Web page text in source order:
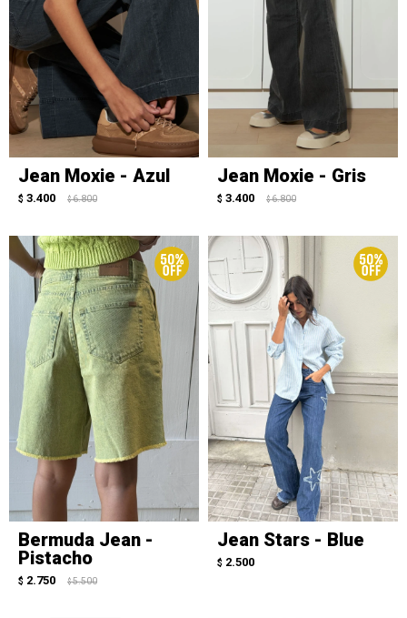
Jean Moxie - Azul
$ 3.400 $ 6.800
Jean Moxie - Gris
$ 3.400 $ 6.800
Bermuda Jean -
Pistacho
$ 2.750 $ 5.500
Jean Stars - Blue
$ 2.500